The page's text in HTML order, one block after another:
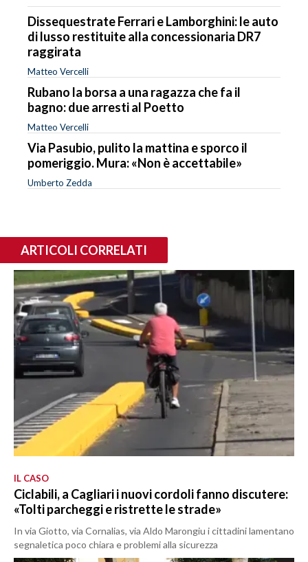
Dissequestrate Ferrari e Lamborghini: le auto
di lusso restituite alla concessionaria DR7
raggirata
Matteo Vercelli
Rubano la borsa a una ragazza che fa il
bagno: due arresti al Poetto
Matteo Vercelli
Via Pasubio, pulito la mattina e sporco il
pomeriggio. Mura: «Non è accettabile»
Umberto Zedda
ARTICOLI CORRELATI
IL CASO
Ciclabili, a Cagliari i nuovi cordoli fanno discutere:
«Tolti parcheggi e ristrette le strade»
In via Giotto, via Cornalias, via Aldo Marongiu i cittadini lamentano
segnaletica poco chiara e problemi alla sicurezza